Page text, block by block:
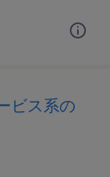
ビス系の